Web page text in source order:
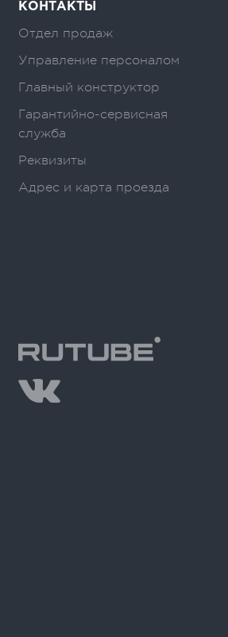
КОНТАКТЫ
Отдел продаж
Управление персоналом
Главный конструктор
Гарантийно-сервисная
служба
Реквизиты
Адрес и карта проезда